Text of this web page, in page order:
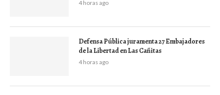
4 horas ago
Defensa Pública juramenta 27 Embajadores
de la Libertad en Las Cañitas
4 horas ago